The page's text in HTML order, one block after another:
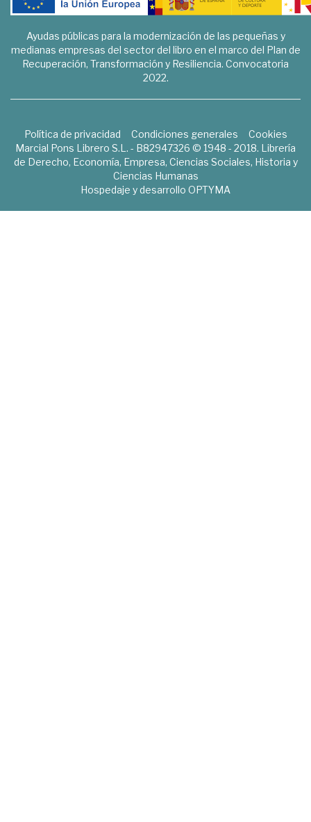
Ayudas públicas para la modernización de las pequeñas y
medianas empresas del sector del libro en el marco del Plan de
Recuperación, Transformación y Resiliencia. Convocatoria
2022.
Política de privacidad Condiciones generales
Cookies
Marcial Pons Librero S.L. - B82947326 © 1948 - 2018. Librería
de Derecho, Economía, Empresa, Ciencias Sociales, Historia y
Ciencias Humanas
Hospedaje y desarrollo OPTYMA